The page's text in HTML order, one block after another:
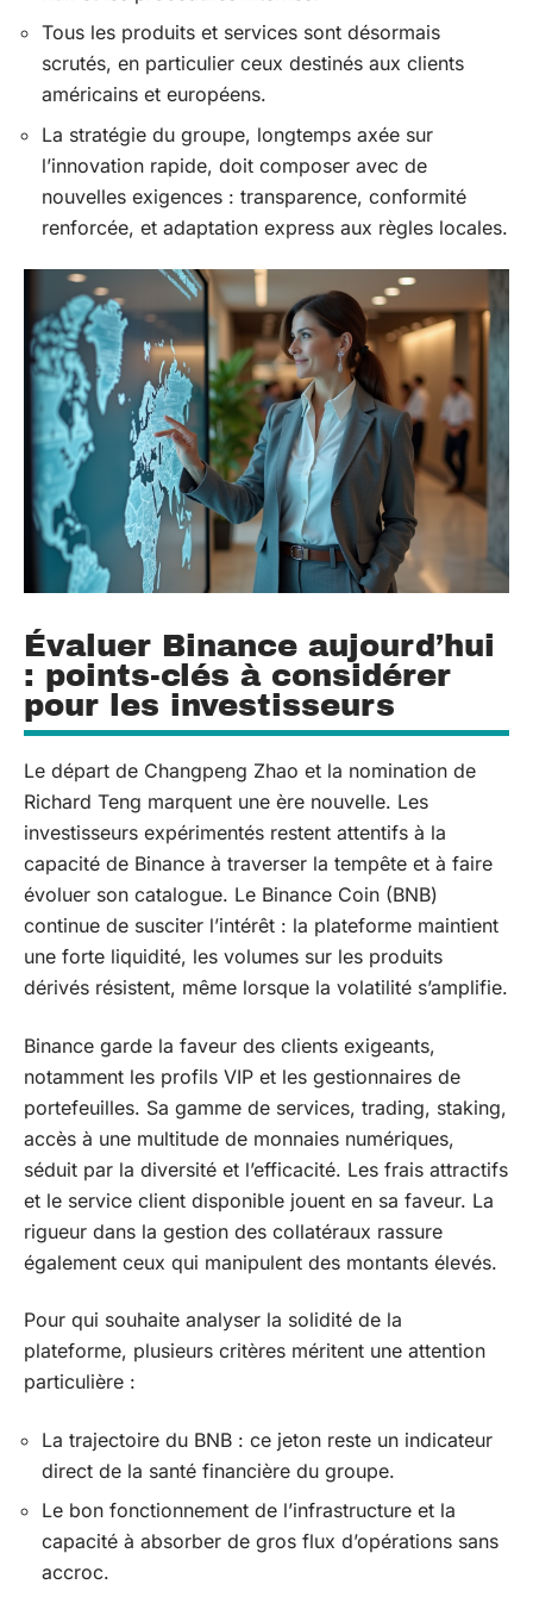
Tous les produits et services sont désormais
scrutés, en particulier ceux destinés aux clients
américains et européens.
La stratégie du groupe, longtemps axée sur
l’innovation rapide, doit composer avec de
nouvelles exigences : transparence, conformité
renforcée, et adaptation express aux règles locales.
Évaluer Binance aujourd’hui
: points-clés à considérer
pour les investisseurs
Le départ de Changpeng Zhao et la nomination de
Richard Teng marquent une ère nouvelle. Les
investisseurs expérimentés restent attentifs à la
capacité de Binance à traverser la tempête et à faire
évoluer son catalogue. Le Binance Coin (BNB)
continue de susciter l’intérêt : la plateforme maintient
une forte liquidité, les volumes sur les produits
dérivés résistent, même lorsque la volatilité s’amplifie.
Binance garde la faveur des clients exigeants,
notamment les profils VIP et les gestionnaires de
portefeuilles. Sa gamme de services, trading, staking,
accès à une multitude de monnaies numériques,
séduit par la diversité et l’efficacité. Les frais attractifs
et le service client disponible jouent en sa faveur. La
rigueur dans la gestion des collatéraux rassure
également ceux qui manipulent des montants élevés.
Pour qui souhaite analyser la solidité de la
plateforme, plusieurs critères méritent une attention
particulière :
La trajectoire du BNB : ce jeton reste un indicateur
direct de la santé financière du groupe.
Le bon fonctionnement de l’infrastructure et la
capacité à absorber de gros flux d’opérations sans
accroc.